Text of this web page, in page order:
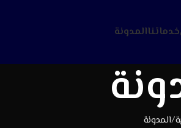
خدماتناالمدونة
المدونة